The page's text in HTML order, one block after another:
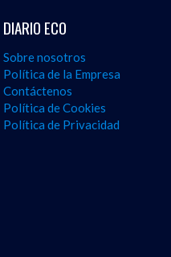
DIARIO ECO
Sobre nosotros
Política de la Empresa
Contáctenos
Política de Cookies
Política de Privacidad